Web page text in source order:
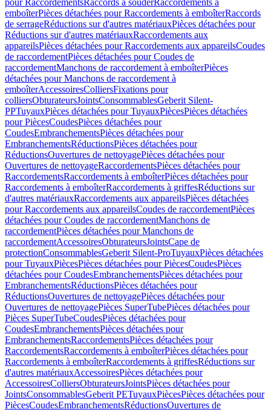
pour RaccordementsRaccords à souderRaccordements à
emboîterPièces détachées pour Raccordements à emboîterRaccords
de serrageRéductions sur d'autres matériauxPièces détachées pour
Réductions sur d'autres matériauxRaccordements aux
appareilsPièces détachées pour Raccordements aux appareilsCoudes
de raccordementPièces détachées pour Coudes de
raccordementManchons de raccordement à emboîterPièces
détachées pour Manchons de raccordement à
emboîterAccessoiresColliersFixations pour
colliersObturateursJointsConsommablesGeberit Silent-
PPTuyauxPièces détachées pour TuyauxPiècesPièces détachées
pour PiècesCoudesPièces détachées pour
CoudesEmbranchementsPièces détachées pour
EmbranchementsRéductionsPièces détachées pour
RéductionsOuvertures de nettoyagePièces détachées pour
Ouvertures de nettoyageRaccordementsPièces détachées pour
RaccordementsRaccordements à emboîterPièces détachées pour
Raccordements à emboîterRaccordements à griffesRéductions sur
d'autres matériauxRaccordements aux appareilsPièces détachées
pour Raccordements aux appareilsCoudes de raccordementPièces
détachées pour Coudes de raccordementManchons de
raccordementPièces détachées pour Manchons de
raccordementAccessoiresObturateursJointsCape de
protectionConsommablesGeberit Silent-ProTuyauxPièces détachées
pour TuyauxPiècesPièces détachées pour PiècesCoudesPièces
détachées pour CoudesEmbranchementsPièces détachées pour
EmbranchementsRéductionsPièces détachées pour
RéductionsOuvertures de nettoyagePièces détachées pour
Ouvertures de nettoyagePièces SuperTubePièces détachées pour
Pièces SuperTubeCoudesPièces détachées pour
CoudesEmbranchementsPièces détachées pour
EmbranchementsRaccordementsPièces détachées pour
RaccordementsRaccordements à emboîterPièces détachées pour
Raccordements à emboîterRaccordements à griffesRéductions sur
d'autres matériauxAccessoiresPièces détachées pour
AccessoiresColliersObturateursJointsPièces détachées pour
JointsConsommablesGeberit PETuyauxPiècesPièces détachées pour
PiècesCoudesEmbranchementsRéductionsOuvertures de